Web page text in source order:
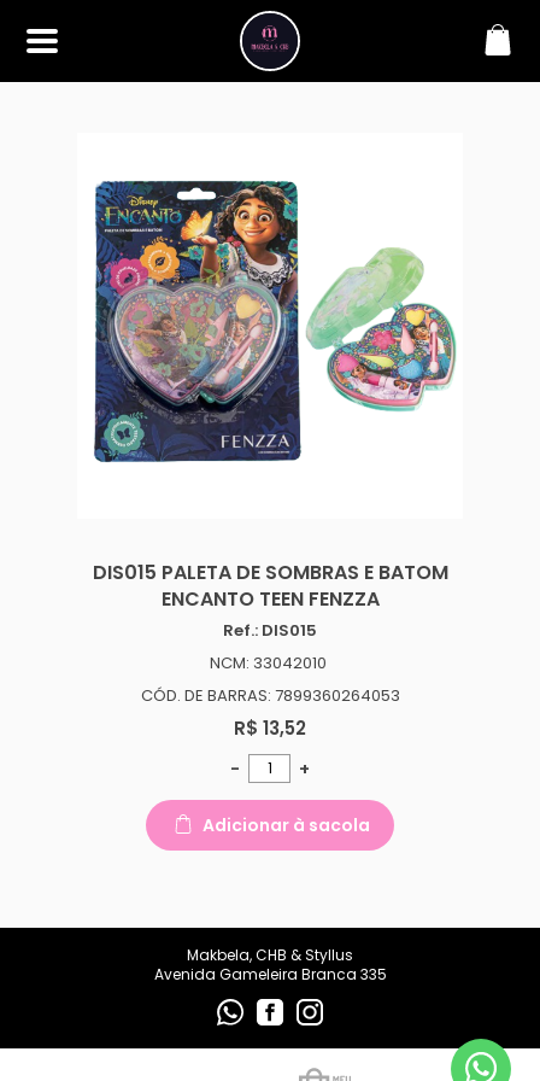
maquiagens e acessórios de
alta qualidade. Somos
apaixonados por realçar a
beleza de nossos clientes,
oferecendo uma ampla gama
de produtos que inspiram
confiança e criatividade. Desde
os últimos lançamentos em
maquiagem até os acessórios
mais elegantes, estamos aqui
para ajudá-lo a alcançar seu
visual dos sonhos. Explore nossa
seleção cuidadosamente
selecionada e descubra como a
beleza se torna uma expressão
única conosco.
makbelachb@gmail.com
DIS015 PALETA DE SOMBRAS E BATOM
ENCANTO TEEN FENZZA
Ref.: DIS015
NCM: 33042010
CÓD. DE BARRAS: 7899360264053
R$ 13,52
- +
Adicionar à sacola
Makbela, CHB & Styllus
Avenida Gameleira Branca 335